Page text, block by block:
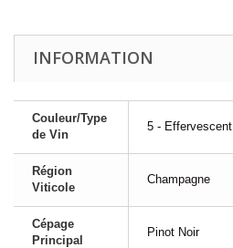
INFORMATION
Couleur/Type
de Vin
5 - Effervescent
Région
Viticole
Champagne
Cépage
Principal
Pinot Noir